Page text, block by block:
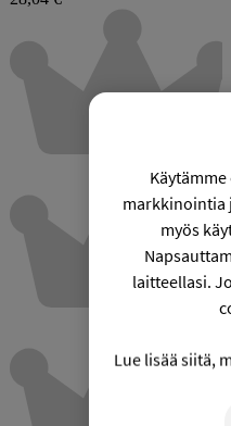
markkinointia
myös
laitteellasi.
Lue lisää siitä,